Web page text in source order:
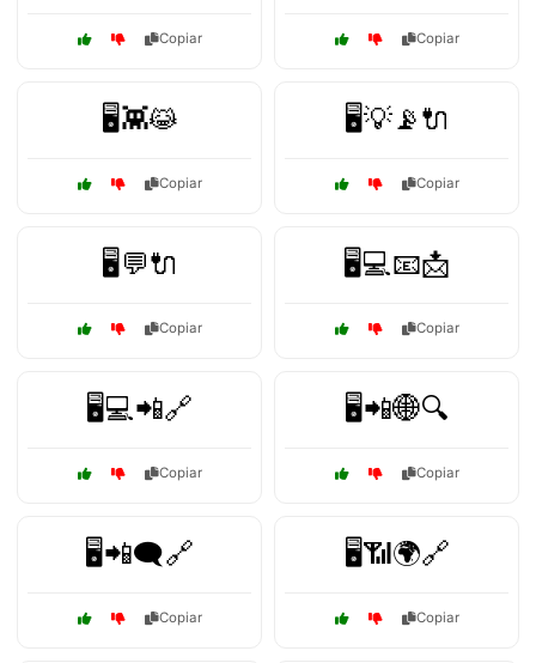
Copiar Copiar
🖥️👾😹
Copiar
🖥️💡📡🔌
Copiar
🖥️💬🔌
Copiar
🖥️💻📧📩
Copiar
🖥️💻📲🔗
Copiar
🖥️📲🌐🔍
Copiar
🖥️📲🗨️🔗
Copiar
🖥️📶🌍🔗
Copiar